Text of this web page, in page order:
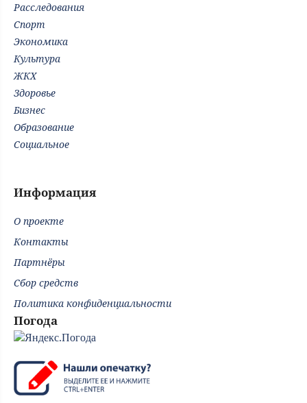
Расследования
Спорт
Экономика
Культура
ЖКХ
Здоровье
Бизнес
Образование
Социальное
Информация
О проекте
Контакты
Партнёры
Сбор средств
Политика конфиденциальности
Погода